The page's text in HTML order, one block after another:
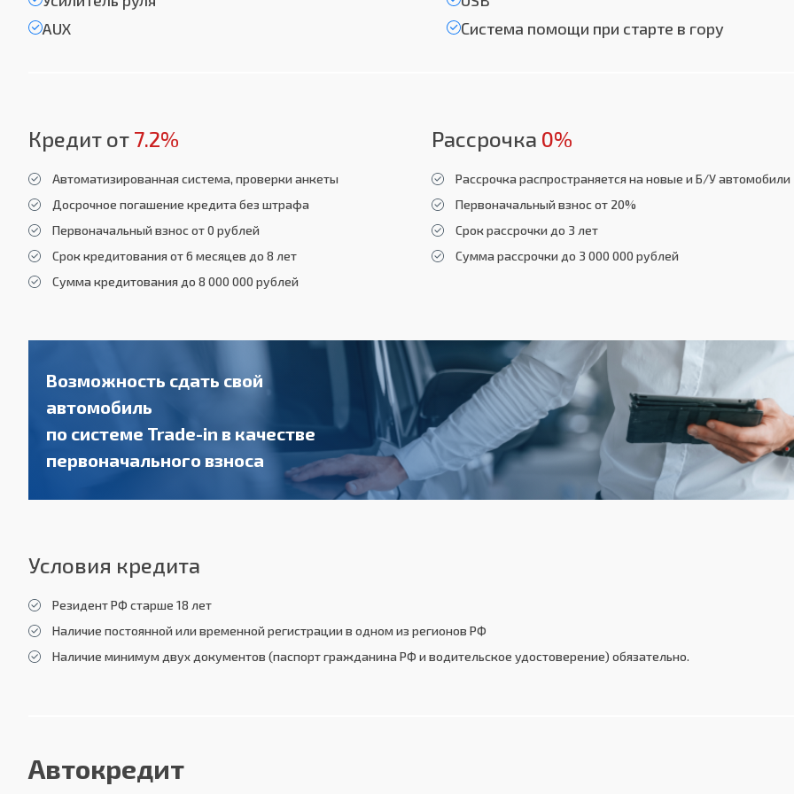
AUX
Система помощи при старте в гору
Кредит от 7.2%
Автоматизированная система, проверки анкеты
Досрочное погашение кредита без штрафа
Первоначальный взнос от 0 рублей
Срок кредитования от 6 месяцев до 8 лет
Сумма кредитования до 8 000 000 рублей
Рассрочка 0%
Рассрочка распространяется на новые и Б/У автомобили
Первоначальный взнос от 20%
Срок рассрочки до 3 лет
Сумма рассрочки до 3 000 000 рублей
Возможность сдать свой
автомобиль
по системе Trade-in в качестве
первоначального взноса
Условия кредита
Резидент РФ старше 18 лет
Наличие постоянной или временной регистрации в одном из регионов РФ
Наличие минимум двух документов (паспорт гражданина РФ и водительское удостоверение) обязательно.
Автокредит